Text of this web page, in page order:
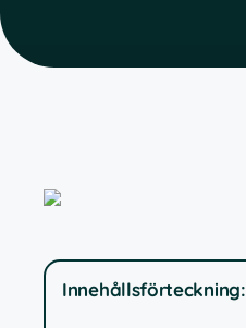
Innehållsförteckning: